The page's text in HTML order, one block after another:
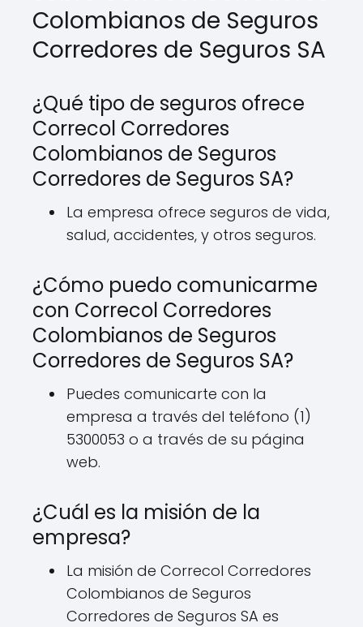
Colombianos de Seguros
Corredores de Seguros SA
¿Qué tipo de seguros ofrece
Correcol Corredores
Colombianos de Seguros
Corredores de Seguros SA?
La empresa ofrece seguros de vida,
salud, accidentes, y otros seguros.
¿Cómo puedo comunicarme
con Correcol Corredores
Colombianos de Seguros
Corredores de Seguros SA?
Puedes comunicarte con la
empresa a través del teléfono (1)
5300053 o a través de su página
web.
¿Cuál es la misión de la
empresa?
La misión de Correcol Corredores
Colombianos de Seguros
Corredores de Seguros SA es